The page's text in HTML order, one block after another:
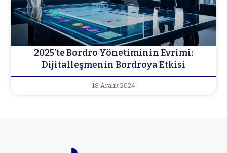
2025’te Bordro Yönetiminin Evrimi:
Dijitalleşmenin Bordroya Etkisi
18 Aralık 2024